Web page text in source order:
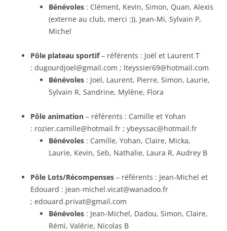
Bénévoles : Clément, Kevin, Simon, Quan, Alexis
(externe au club, merci :)), Jean-Mi, Sylvain P,
Michel
Pôle plateau sportif– référents : Joël et Laurent T
: dugourdjoel@gmail.com ; lteyssier69@hotmail.com
Bénévoles : Joel, Laurent, Pierre, Simon, Laurie,
Sylvain R, Sandrine, Mylène, Flora
Pôle animation – référents : Camille et Yohan
: rozier.camille@hotmail.fr ; ybeyssac@hotmail.fr
Bénévoles : Camille, Yohan, Claire, Micka,
Laurie, Kevin, Seb, Nathalie, Laura R, Audrey B
Pôle Lots/Récompenses – référents : Jean-Michel et
Edouard : jean-michel.vicat@wanadoo.fr
; edouard.privat@gmail.com
Bénévoles : Jean-Michel, Dadou, Simon, Claire,
Rémi, Valérie, Nicolas B